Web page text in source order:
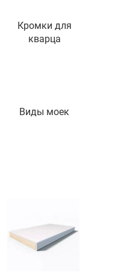
Кромки для
кварца
Виды моек